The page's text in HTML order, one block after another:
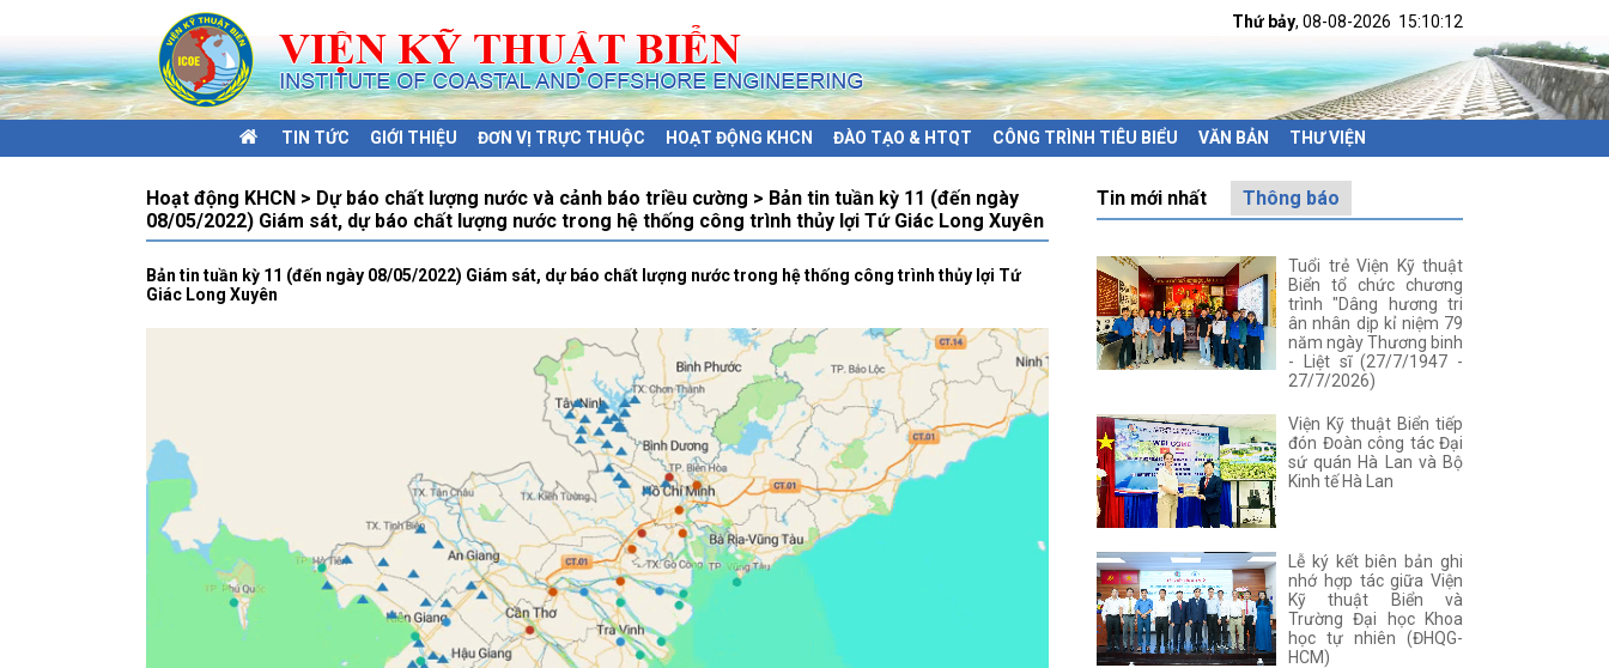
Thứ bảy, 08-08-2026 15:10:13
TIN TỨC GIỚI THIỆU ĐƠN VỊ TRỰC THUỘC HOẠT ĐỘNG KHCN ĐÀO TẠO & HTQT CÔNG TRÌNH TIÊU BIỂU VĂN BẢN THƯ VIỆN
Hoạt động KHCN > Dự báo chất lượng nước và cảnh báo triều cường > Bản tin tuần kỳ 11 (đến ngày
08/05/2022) Giám sát, dự báo chất lượng nước trong hệ thống công trình thủy lợi Tứ Giác Long Xuyên
Bản tin tuần kỳ 11 (đến ngày 08/05/2022) Giám sát, dự báo chất lượng nước trong hệ thống công trình thủy lợi Tứ
Giác Long Xuyên
Tin mới nhất Thông báo
Tuổi trẻ Viện Kỹ thuật
Biển tổ chức chương
trình "Dâng hương tri
ân nhân dịp kỉ niệm 79
năm ngày Thương binh
- Liệt sĩ (27/7/1947 -
27/7/2026)
Viện Kỹ thuật Biển tiếp
đón Đoàn công tác Đại
sứ quán Hà Lan và Bộ
Kinh tế Hà Lan
Lễ ký kết biên bản ghi
nhớ hợp tác giữa Viện
Kỹ thuật Biển và
Trường Đại học Khoa
học tự nhiên (ĐHQG-
HCM)